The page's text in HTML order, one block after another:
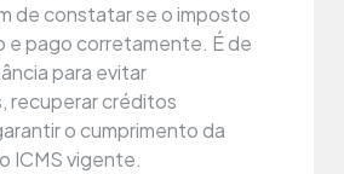
de constatar se o imposto
e pago corretamente. É de
para evitar
recuperar créditos
o cumprimento da
ICMS vigente.